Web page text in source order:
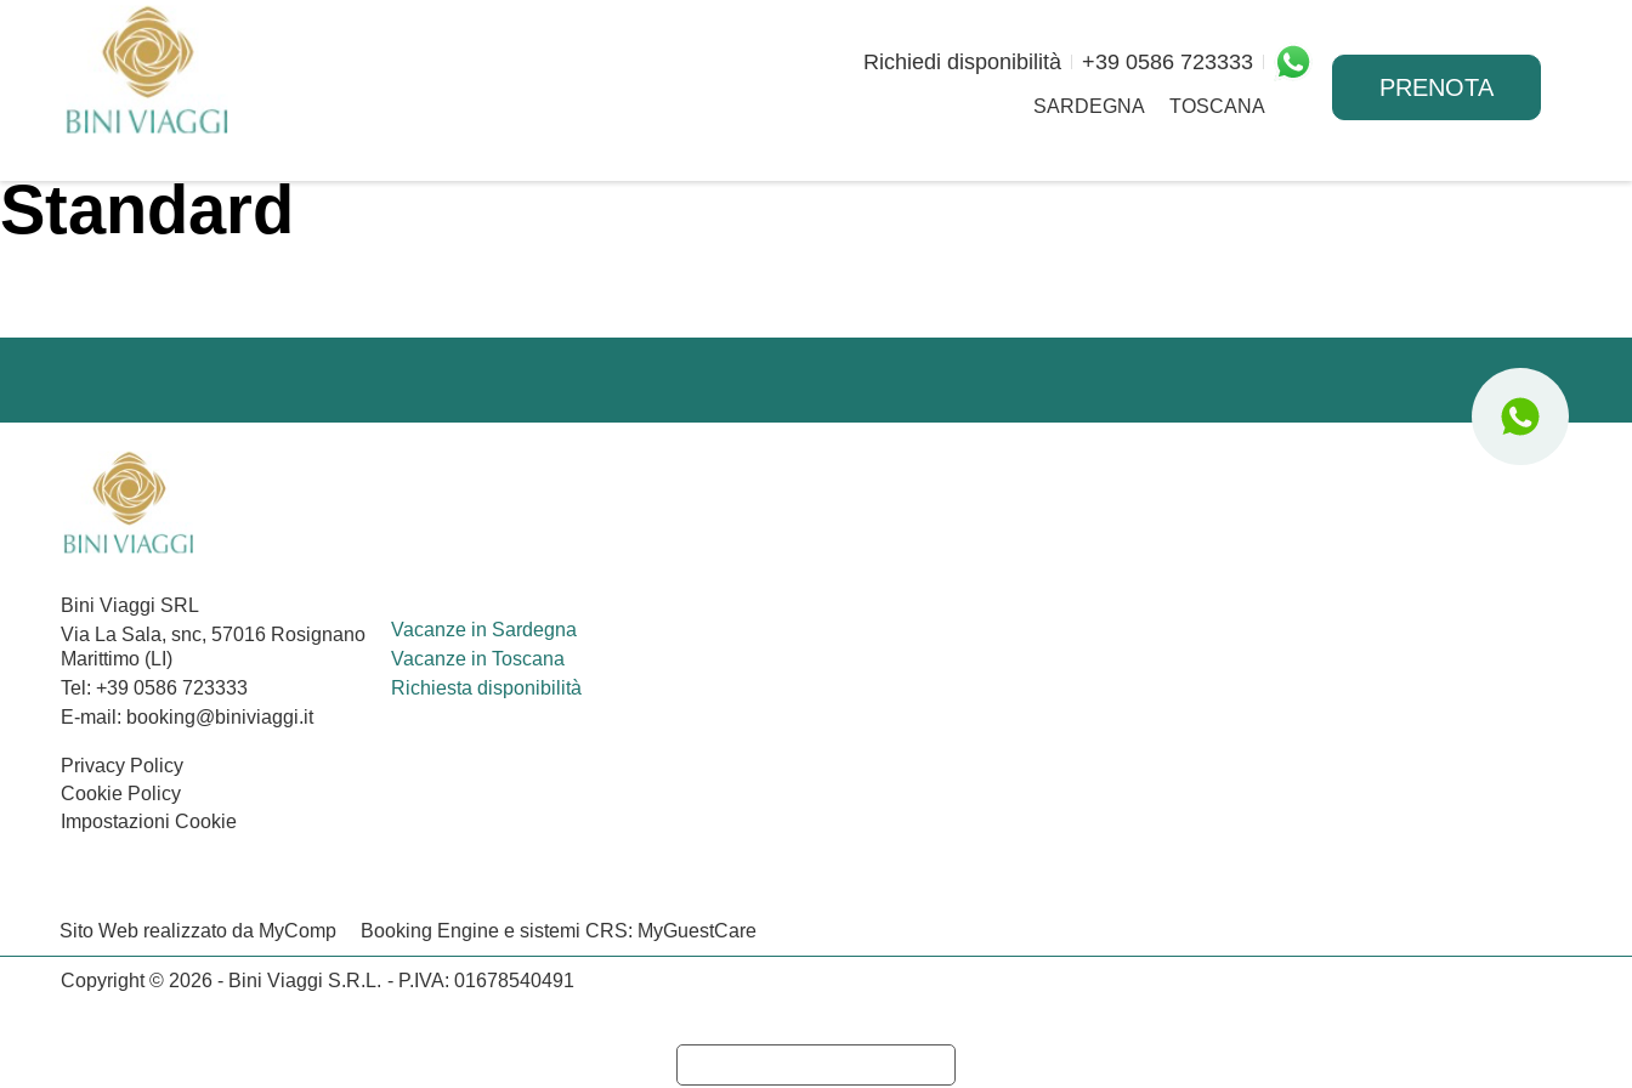
Richiedi disponibilità +39 0586 723333
SARDEGNA TOSCANA
PRENOTA
Standard
Bini Viaggi SRL
Via La Sala, snc, 57016 Rosignano
Marittimo (LI)
Tel: +39 0586 723333
E-mail: booking@biniviaggi.it
Privacy Policy
Cookie Policy
Impostazioni Cookie
Vacanze in Sardegna
Vacanze in Toscana
Richiesta disponibilità
Sito Web realizzato da MyComp Booking Engine e sistemi CRS: MyGuestCare
Copyright © 2026 - Bini Viaggi S.R.L. - P.IVA: 01678540491